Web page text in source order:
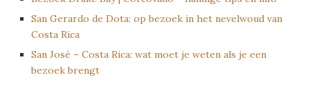
San Gerardo de Dota: op bezoek in het nevelwoud van
Costa Rica
San José – Costa Rica: wat moet je weten als je een
bezoek brengt